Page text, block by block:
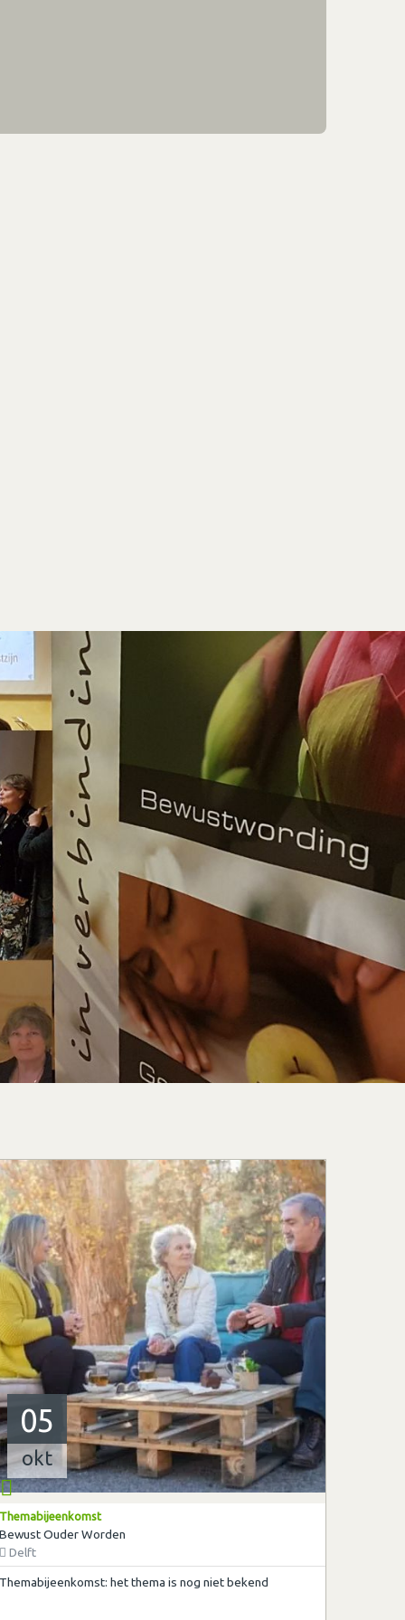
05
okt
Themabijeenkomst
Bewust Ouder Worden
Delft
Themabijeenkomst: het thema is nog niet bekend